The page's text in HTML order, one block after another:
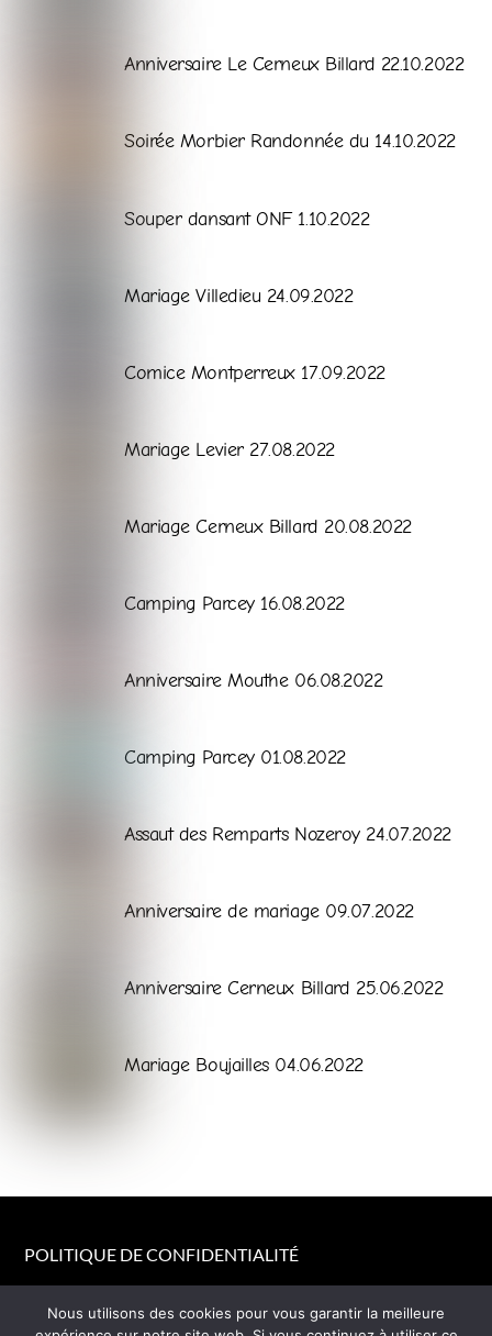
Galerie
Anniversaire Le Cerneux Billard 22.10.2022
Galerie
Soirée Morbier Randonnée du 14.10.2022
Souper dansant ONF 1.10.2022
Mariage Villedieu 24.09.2022
Comice Montperreux 17.09.2022
Mariage Levier 27.08.2022
Mariage Cerneux Billard 20.08.2022
Camping Parcey 16.08.2022
Galerie
Anniversaire Mouthe 06.08.2022
Galerie
Camping Parcey 01.08.2022
Galerie
Assaut des Remparts Nozeroy 24.07.2022
Galerie
Anniversaire de mariage 09.07.2022
Galerie
Anniversaire Cerneux Billard 25.06.2022
Galerie
Mariage Boujailles 04.06.2022
POLITIQUE DE CONFIDENTIALITÉ
Nous utilisons des cookies pour vous garantir la meilleure